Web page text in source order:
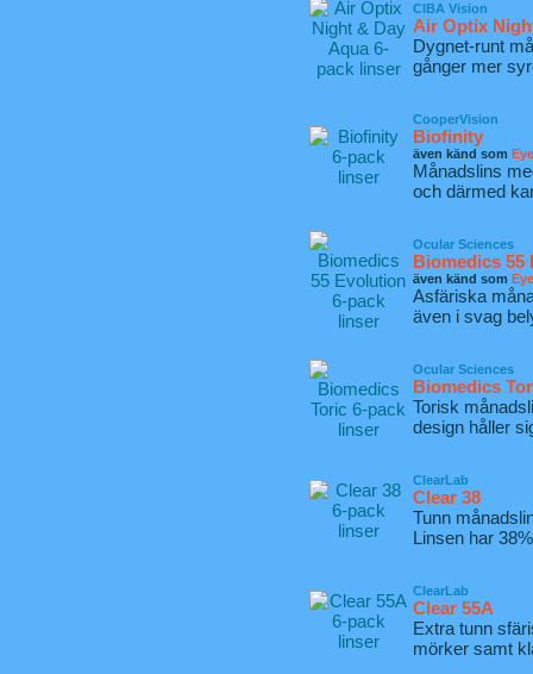
CIBA Vision
Air Optix
Dygnet-runt
gånger mer
CooperVision
Biofinity
även känd som
Månadslins
och därmed
Ocular Sciences
Biomedics 55
även känd som
Asfäriska
även i svag
Ocular Sciences
Biomedics
Torisk
design håller
ClearLab
Clear 38
Tunn
Linsen har
ClearLab
Clear 55A
Extra tunn
mörker samt